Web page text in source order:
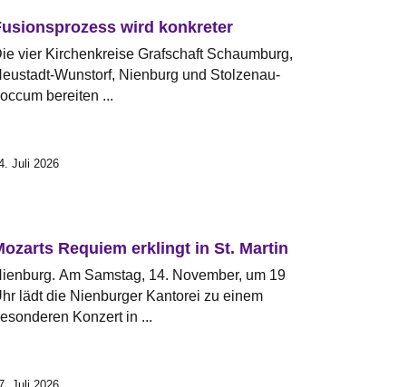
wird konkreter
vier Kirchenkreise Grafschaft Schaumburg,
Wunstorf, Nienburg und Stolzenau-
bereiten ...
Juli 2026
Requiem erklingt in St. Martin
Am Samstag, 14. November, um 19
lädt die Nienburger Kantorei zu einem
Konzert in ...